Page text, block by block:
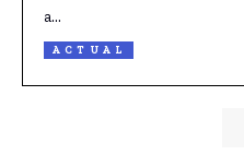
a…
ACTUAL